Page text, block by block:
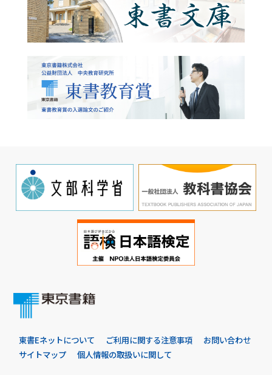
東書Eネットについて ご利用に関する注意事項
お問い合わせ
サイトマップ
個人情報の取扱いに関して